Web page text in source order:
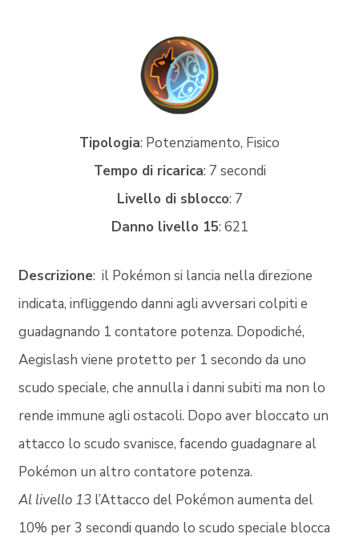
Tipologia: Potenziamento, Fisico
Tempo di ricarica: 7 secondi
Livello di sblocco: 7
Danno livello 15: 621
Descrizione: il Pokémon si lancia nella direzione
indicata, infliggendo danni agli avversari colpiti e
guadagnando 1 contatore potenza. Dopodiché,
Aegislash viene protetto per 1 secondo da uno
scudo speciale, che annulla i danni subiti ma non lo
rende immune agli ostacoli. Dopo aver bloccato un
attacco lo scudo svanisce, facendo guadagnare al
Pokémon un altro contatore potenza.
Al livello 13 l’Attacco del Pokémon aumenta del
10% per 3 secondi quando lo scudo speciale blocca